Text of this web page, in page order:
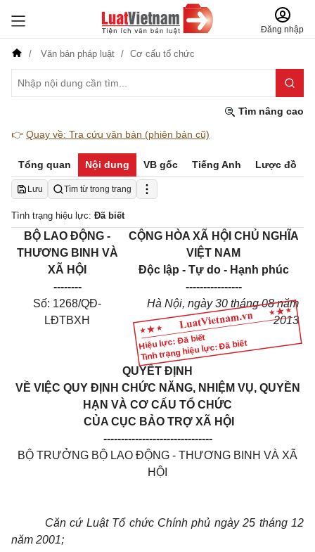
Đăng nhập
Văn bản pháp luật Cơ cấu tổ chức
Tìm nâng cao
👉 Quay về: Tra cứu văn bản (phiên bản cũ)
Tổng quan Nội dung VB gốc Tiếng Anh Lược đồ
Lưu Tìm từ trong trang
Tình trạng hiệu lực: Đã biết
Hiệu lực: Đã biết
Tình trạng hiệu lực: Đã biết
BỘ LAO ĐỘNG -
THƯƠNG BINH VÀ
XÃ HỘI
--------
Số: 1268/QĐ-
LĐTBXH
CỘNG HÒA XÃ HỘI CHỦ NGHĨA
VIỆT NAM
Độc lập - Tự do - Hạnh phúc
----------------
Hà Nội, ngày 30 tháng 08 năm
2013
QUYẾT ĐỊNH
VỀ VIỆC QUY ĐỊNH CHỨC NĂNG, NHIỆM VỤ, QUYỀN
HẠN VÀ CƠ CẤU TỔ CHỨC
CỦA CỤC BẢO TRỢ XÃ HỘI
-------------------------------
BỘ TRƯỞNG BỘ LAO ĐỘNG - THƯƠNG BINH VÀ XÃ
HỘI
Căn cứ Luật Tổ chức Chính phủ ngày 25 tháng 12
năm 2001;